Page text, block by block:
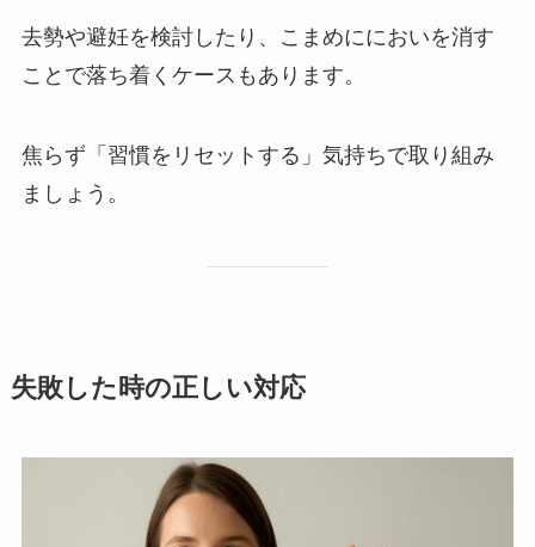
去勢や避妊を検討したり、こまめににおいを消す
ことで落ち着くケースもあります。
焦らず「習慣をリセットする」気持ちで取り組み
ましょう。
失敗した時の正しい対応